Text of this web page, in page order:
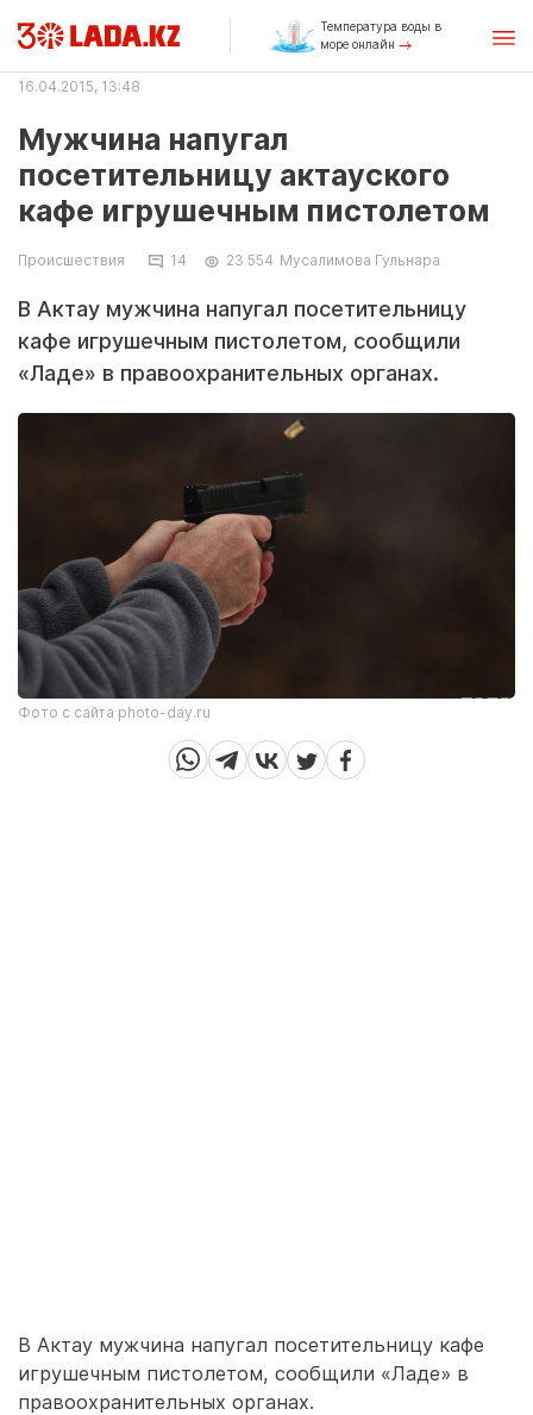
Температура воды в
море онлайн
16.04.2015, 13:48
Мужчина напугал
посетительницу актауского
кафе игрушечным пистолетом
Происшествия 14 23 554 Мусалимова Гульнара
В Актау мужчина напугал посетительницу
кафе игрушечным пистолетом, сообщили
«Ладе» в правоохранительных органах.
Фото с сайта photo-day.ru
В Актау мужчина напугал посетительницу кафе
игрушечным пистолетом, сообщили «Ладе» в
правоохранительных органах.